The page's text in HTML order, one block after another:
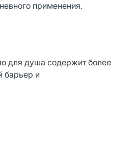
применения.
для душа содержит более
барьер и